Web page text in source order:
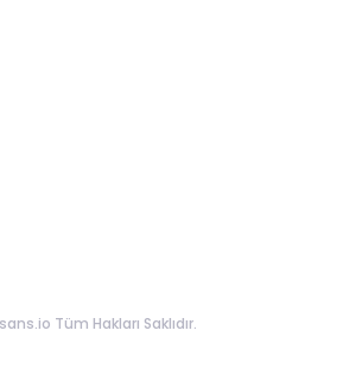
Tüm Hakları Saklıdır.